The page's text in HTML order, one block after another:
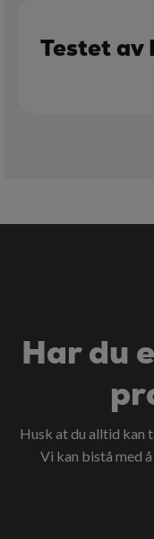
Testet av
Har du
Husk at du alltid kan
Vi kan bistå med